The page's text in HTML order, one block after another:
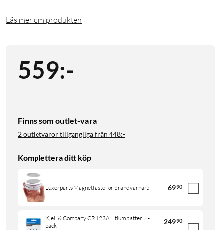
Läs mer om produkten
559:-
Finns som outlet-vara
2 outletvaror tillgängliga från 448:-
Komplettera ditt köp
Luxorparts Magnetfäste för brandvarnare 6990
Kjell & Company CR123A Litiumbatteri 4-
pack
24990